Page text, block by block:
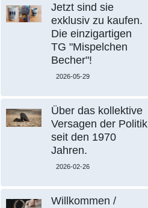
Jetzt sind sie
exklusiv zu kaufen.
Die einzigartigen
TG "Mispelchen
Becher"!
2026-05-29
Über das kollektive
Versagen der Politik
seit den 1970
Jahren.
2026-02-26
Willkommen /